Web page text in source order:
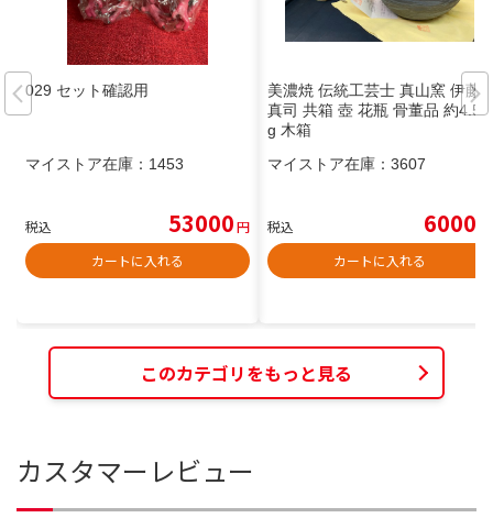
029 セット確認用
マイストア在庫： 1453
税込 53000円
カートに入れる
美濃焼 伝統工芸士 真山窯 伊藤
真司 共箱 壺 花瓶 骨董品 約4.5k
g 木箱
マイストア在庫： 3607
税込 6000
カートに入れる
このカテゴリをもっと見る
カスタマーレビュー